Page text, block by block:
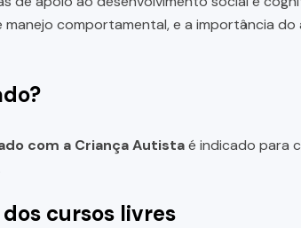
comportamental, e a importância do
com a Criança Autistaé indicado para
cursos livres